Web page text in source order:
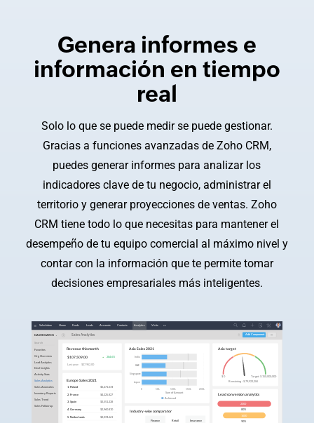
Genera informes e
información en tiempo
real
Solo lo que se puede medir se puede gestionar.
Gracias a funciones avanzadas de Zoho CRM,
puedes generar informes para analizar los
indicadores clave de tu negocio, administrar el
territorio y generar proyecciones de ventas. Zoho
CRM tiene todo lo que necesitas para mantener el
desempeño de tu equipo comercial al máximo nivel y
contar con la información que te permite tomar
decisiones empresariales más inteligentes.